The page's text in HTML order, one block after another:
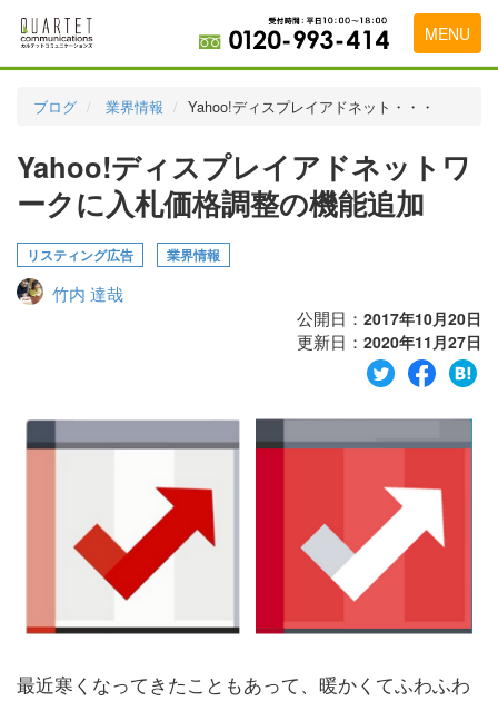
MENU
実績・お客様の声
初めて導入をお考えの方
代理店の乗り換えをお考えの方
お問い合わせ
ブログ 業界情報 Yahoo!ディスプレイアドネット・・・
Yahoo!ディスプレイアドネットワ
ークに入札価格調整の機能追加
リスティング広告 業界情報
竹内 達哉
公開日： 2017年10月20日
更新日： 2020年11月27日
最近寒くなってきたこともあって、暖かくてふわふわ